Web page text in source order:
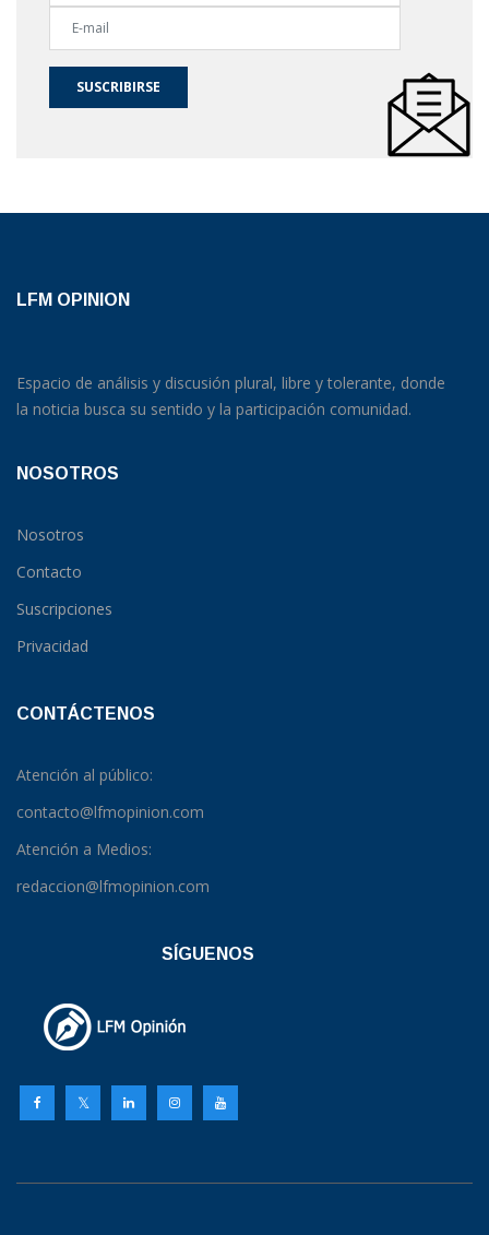
SUSCRIBIRSE
LFM OPINION
Espacio de análisis y discusión plural, libre y tolerante, donde
la noticia busca su sentido y la participación comunidad.
NOSOTROS
Nosotros
Contacto
Suscripciones
Privacidad
CONTÁCTENOS
Atención al público:
contacto@lfmopinion.com
Atención a Medios:
redaccion@lfmopinion.com
SÍGUENOS